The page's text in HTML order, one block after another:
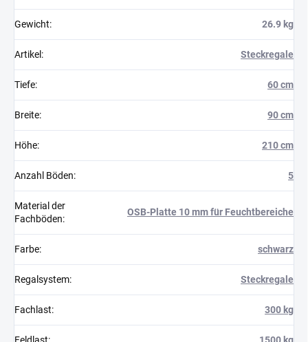
Gewicht: 26.9 kg
Artikel : Steckregale
Tiefe: 60 cm
Breite: 90 cm
Höhe: 210 cm
Anzahl Böden: 5
Material der
Fachböden:
OSB-Platte 10 mm für Feuchtbereiche
Farbe: schwarz
Regalsystem: Steckregale
Fachlast: 300 kg